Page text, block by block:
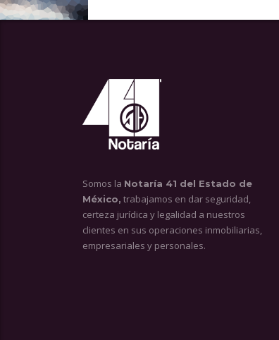
Somos la Notaría 41 del Estado de
México, trabajamos en dar seguridad,
certeza jurídica y legalidad a nuestros
clientes en sus operaciones inmobiliarias,
empresariales y personales.